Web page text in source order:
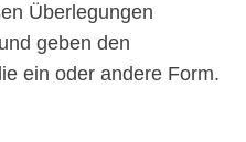
Überlegungen
geben den
ein oder andere Form.